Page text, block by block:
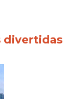
divertidas